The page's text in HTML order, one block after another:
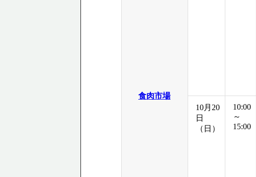
食肉市場
10月20
日
（日）
10:00
～
15:00